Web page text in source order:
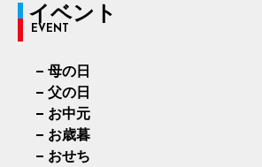
イベント
EVENT
母の日
父の日
お中元
お歳暮
おせち